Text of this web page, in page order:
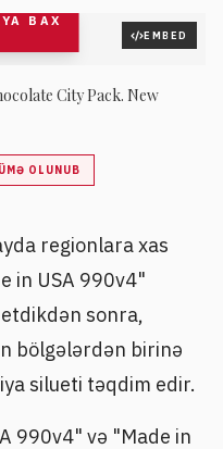
BAX
EMBED
City Pack. New
OLUNUB
regionlara xas
in USA 990v4"
sonra,
bölgələrdən birinə
silueti təqdim edir.
990v4" və "Made in